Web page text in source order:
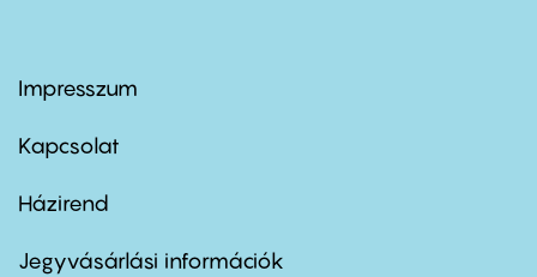
Footer
first
Impresszum
Kapcsolat
Footer
second
Házirend
Jegyvásárlási információk